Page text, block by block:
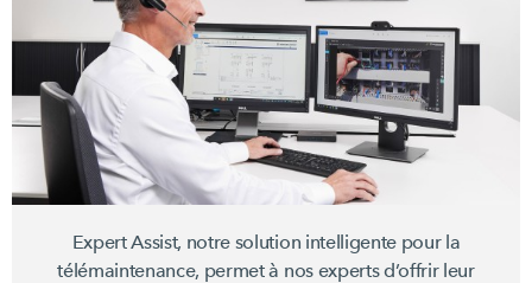
Expert Assist, notre solution intelligente pour la
télémaintenance, permet à nos experts d’offrir leur